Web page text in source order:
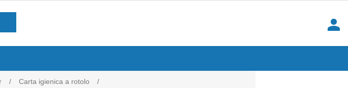
person
/ Carta igienica a rotolo
/